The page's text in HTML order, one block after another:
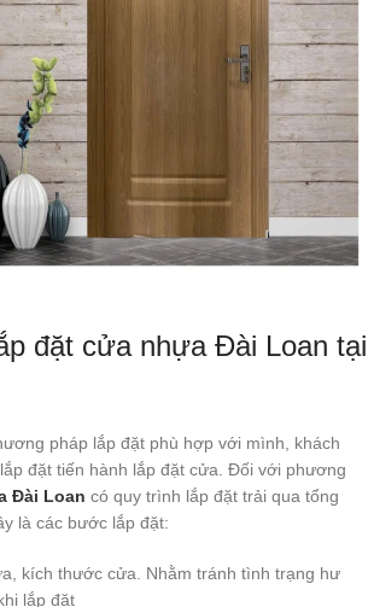
đặt cửa nhựa Đài Loan tại
pháp lắp đặt phù hợp với mình, khách
đặt tiến hành lắp đặt cửa. Đối với phương
Đài Loan có quy trình lắp đặt trải qua tổng
là các bước lắp đặt:
kích thước cửa. Nhằm tránh tình trạng hư
lắp đặt